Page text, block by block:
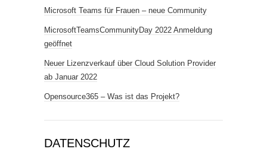
Microsoft Teams für Frauen – neue Community
MicrosoftTeamsCommunityDay 2022 Anmeldung
geöffnet
Neuer Lizenzverkauf über Cloud Solution Provider
ab Januar 2022
Opensource365 – Was ist das Projekt?
DATENSCHUTZ